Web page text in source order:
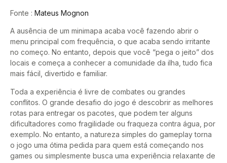
Fonte : Mateus Mognon
A ausência de um minimapa acaba você fazendo abrir o
menu principal com frequência, o que acaba sendo irritante
no começo. No entanto, depois que você “pega o jeito” dos
locais e começa a conhecer a comunidade da ilha, tudo fica
mais fácil, divertido e familiar.
Toda a experiência é livre de combates ou grandes
conflitos. O grande desafio do jogo é descobrir as melhores
rotas para entregar os pacotes, que podem ter alguns
dificultadores como fragilidade ou fraqueza contra água, por
exemplo. No entanto, a natureza simples do gameplay torna
o jogo uma ótima pedida para quem está começando nos
games ou simplesmente busca uma experiência relaxante de